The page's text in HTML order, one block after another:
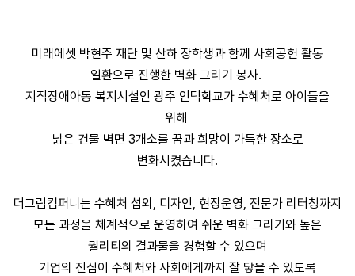
미래에셋 박현주 재단 및 산하 장학생과 함께 사회공헌 활동
일환으로 진행한 벽화 그리기 봉사.
지적장애아동 복지시설인 광주 인덕학교가 수혜처로 아이들을
위해
낡은 건물 벽면 3개소를 꿈과 희망이 가득한 장소로
변화시켰습니다.
더그림컴퍼니는 수혜처 섭외, 디자인, 현장운영, 전문가 리터칭까지
모든 과정을 체계적으로 운영하여 쉬운 벽화 그리기와 높은
퀄리티의 결과물을 경험할 수 있으며
기업의 진심이 수혜처와 사회에게까지 잘 닿을 수 있도록